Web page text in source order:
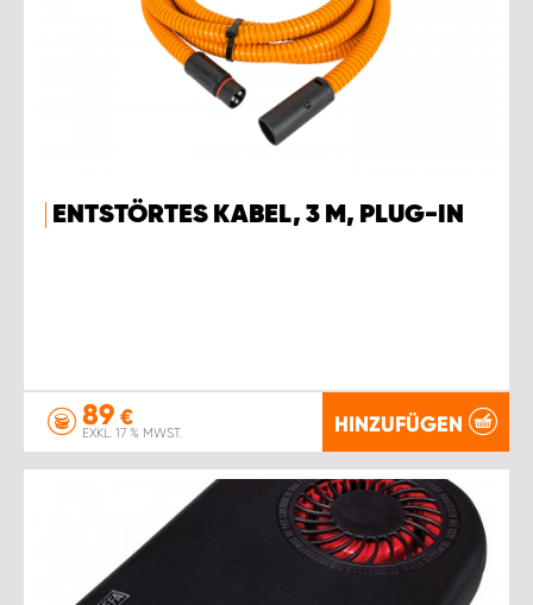
ENTSTÖRTES KABEL, 3 M, PLUG-IN
89 €
EXKL. 17 % MWST. HINZUFÜGEN